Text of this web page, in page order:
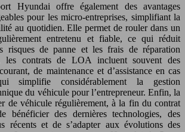
Hyundai offre également des avantages
pour les micro-entreprises, simplifiant la
au quotidien. Elle permet de rouler dans un
entretenu et fiable, ce qui réduit
risques de panne et les frais de réparation
les contrats de LOA incluent souvent des
de maintenance et d’assistance en cas
simplifie considérablement la gestion
du véhicule pour l’entrepreneur. Enfin, la
de véhicule régulièrement, à la fin du contrat
bénéficier des dernières technologies, des
récents et de s’adapter aux évolutions des